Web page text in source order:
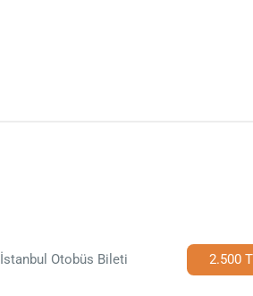
Otobüs Bileti 2.500